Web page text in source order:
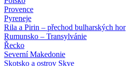
Provence
Pyreneje
Rila a Pirin – přechod bulharských hor
Rumunsko – Transylvánie
Řecko
Severní Makedonie
Skotsko a ostrov Skye